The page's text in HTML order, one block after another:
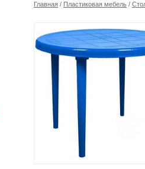
Главная / Пластиковая мебель /